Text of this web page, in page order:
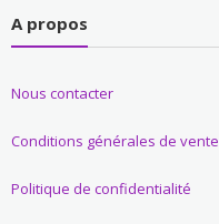
A propos
Nous contacter
Conditions générales de vente
Politique de confidentialité